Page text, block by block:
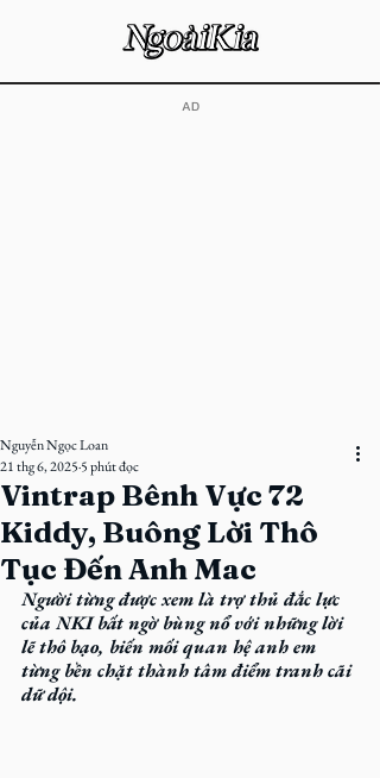
​AD
Vintrap Bênh Vực 72
Kiddy, Buông Lời Thô
Tục Đến Anh Mac
Nguyễn Ngọc Loan
21 thg 6, 2025 5 phút đọc
Người từng được xem là trợ thủ đắc lực
của NKI bất ngờ bùng nổ với những lời
lẽ thô bạo, biến mối quan hệ anh em
từng bền chặt thành tâm điểm tranh cãi
dữ dội.